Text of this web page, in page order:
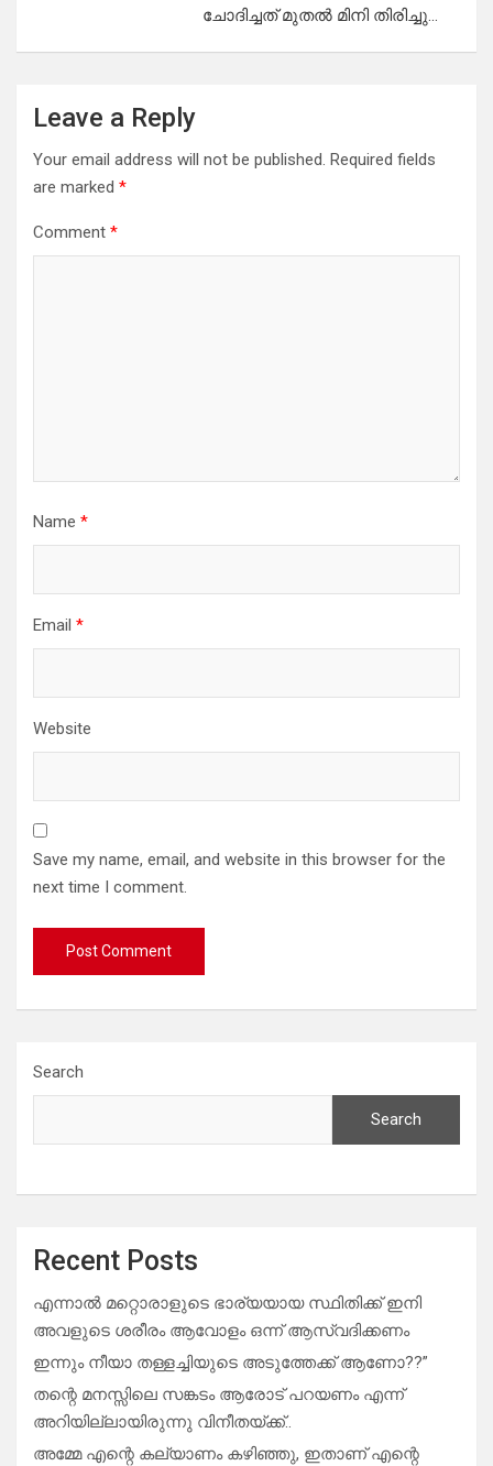
ചോദിച്ചത് മുതൽ മിനി തിരിച്ചു…
Leave a Reply
Your email address will not be published. Required fields
are marked *
Comment *
Name *
Email *
Website
Save my name, email, and website in this browser for the
next time I comment.
Search
Search
Recent Posts
എന്നാൽ മറ്റൊരാളുടെ ഭാര്യയായ സ്ഥിതിക്ക് ഇനി
അവളുടെ ശരീരം ആവോളം ഒന്ന് ആസ്വദിക്കണം
ഇന്നും നീയാ തള്ളച്ചിയുടെ അടുത്തേക്ക് ആണോ??”
തന്റെ മനസ്സിലെ സങ്കടം ആരോട് പറയണം എന്ന്
അറിയില്ലായിരുന്നു വിനീതയ്ക്ക്..
അമ്മേ എന്റെ കല്യാണം കഴിഞ്ഞു, ഇതാണ് എന്റെ